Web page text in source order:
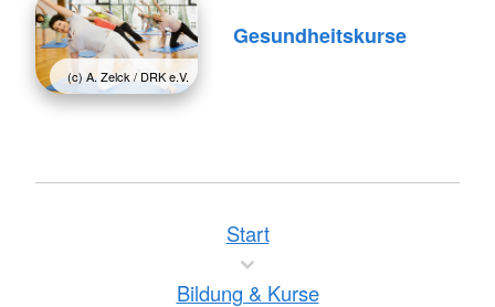
(c) A. Zelck / DRK e.V.
Gesundheitskurse
Start
Bildung & Kurse